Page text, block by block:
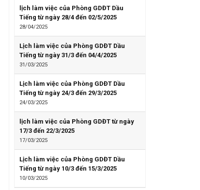
lịch làm việc của Phòng GDĐT Dầu
Tiếng từ ngày 28/4 đến 02/5/2025
28/04/2025
Lịch làm việc của Phòng GDĐT Dầu
Tiếng từ ngày 31/3 đến 04/4/2025
31/03/2025
Lịch làm việc của Phòng GDĐT Dầu
Tiếng từ ngày 24/3 đến 29/3/2025
24/03/2025
lịch làm việc của Phòng GDĐT từ ngày
17/3 đến 22/3/2025
17/03/2025
Lịch làm việc của Phòng GDĐT Dầu
Tiếng từ ngày 10/3 đến 15/3/2025
10/03/2025